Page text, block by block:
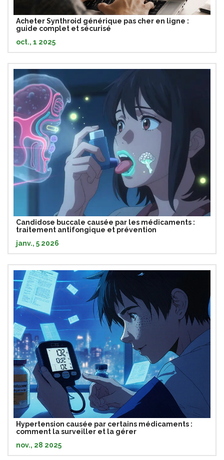
Acheter Synthroid générique pas cher en ligne :
guide complet et sécurisé
oct., 1 2025
Candidose buccale causée par les médicaments :
traitement antifongique et prévention
janv., 5 2026
Hypertension causée par certains médicaments :
comment la surveiller et la gérer
nov., 28 2025